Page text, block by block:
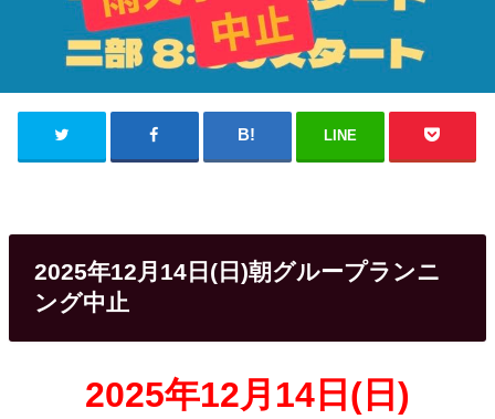
LINE
2025年12月14日(日)朝グループランニ
ング中止
2025年12月14日(日)